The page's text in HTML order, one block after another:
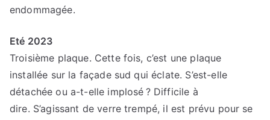
endommagée.
Eté 2023
Troisième plaque. Cette fois, c’est une plaque
installée sur la façade sud qui éclate. S’est-elle
détachée ou a-t-elle implosé ? Difficile à
dire. S’agissant de verre trempé, il est prévu pour se